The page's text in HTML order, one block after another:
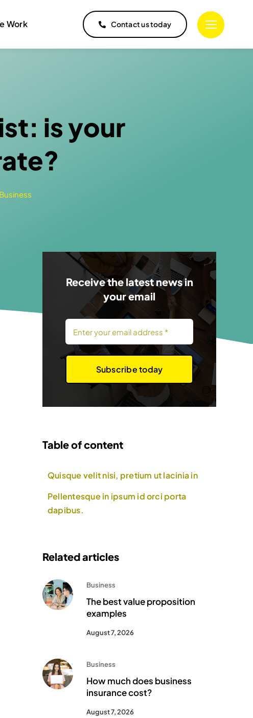
Work Contact us today
is your
Business
Receive the latest news in
your email
Subscribe today
Table of content
Quisque velit nisi, pretium ut lacinia in
Pellentesque in ipsum id orci porta
dapibus.
Related articles
Business
The best value proposition
examples
August 7, 2026
Business
How much does business
insurance cost?
August 7, 2026